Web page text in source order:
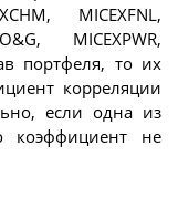
MICEXFNL,
MICEXPWR,
портфеля, то их
корреляции
если одна из
коэффициент не